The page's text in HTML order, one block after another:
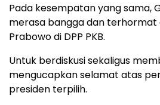
Pada kesempatan yang sama,
merasa bangga dan terhormat
Prabowo di DPP PKB.
Untuk berdiskusi sekaligus
mengucapkan selamat atas
presiden terpilih.